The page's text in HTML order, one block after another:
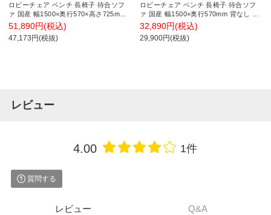
ロビーチェア ベンチ 長椅子 待合ソフ
ァ 国産 幅1500×奥行570×高さ725mm
背付き
51,890円(税込)
47,173円(税抜)
ロビーチェア ベンチ 長椅子 待合ソフ
ァ 国産 幅1500×奥行570mm 背なし NI-
IB-15B
32,890円(税込)
29,900円(税抜)
レビュー
4.00 1件
質問する
レビュー Q&A